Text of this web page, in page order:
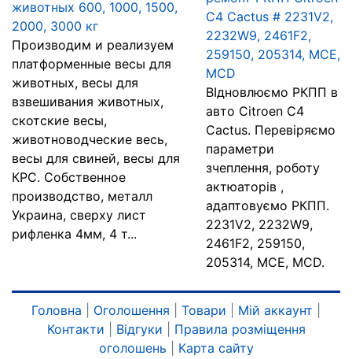
животных 600, 1000, 1500,
2000, 3000 кг
Производим и реализуем
платформенные весы для
животных, весы для
взвешивания животных,
скотские весы,
животноводческие весь,
весы для свиней, весы для
КРС. Собственное
производство, металл
Украина, сверху лист
рифленка 4мм, 4 т...
C4 Cactus # 2231V2,
2232W9, 2461F2,
259150, 205314, MCE,
MCD
ВІдновлюємо РКПП в
авто Citroen C4
Cactus. Перевіряємо
параметри
зчеплення, роботу
актюаторів ,
адаптовуємо РКПП.
2231V2, 2232W9,
2461F2, 259150,
205314, MCE, MCD.
Головна Оголошення Товари Мій аккаунт
Контакти
Відгуки
Правила розміщення
оголошень
Карта сайту